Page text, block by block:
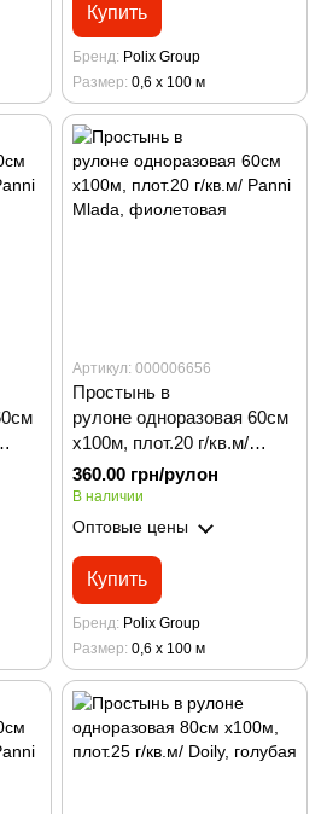
Купить
Бренд Polix Group
Размер 0,6 х 100 м
Артикул: 000006656
Простынь в
рулоне одноразовая 60см
х100м, плот.20 г/кв.м/
Panni Mladа, фиолетовая
360.00 грн/рулон
В наличии
Оптовые цены
Купить
Бренд Polix Group
Размер 0,6 х 100 м